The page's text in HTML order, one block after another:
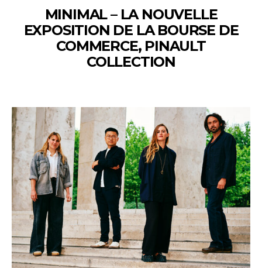
MINIMAL – LA NOUVELLE
EXPOSITION DE LA BOURSE DE
COMMERCE, PINAULT
COLLECTION